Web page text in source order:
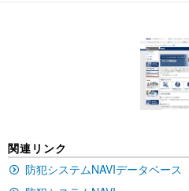
[EdoErgo] オフィス
い 跳ね上げ式アー
キング pc 事務椅子
ン樹脂ベース 通気
(黒網+黒枠+黒足)
ュチェア 人間工学
￥27,999
EIZO ビジネス向け
EV3240X-WT | 31.5
イト
￥109,572
Amazonベーシック
回使い捨て 無香料
x2袋(84枚) ホワイト
￥3,234
関連リンク
防犯システムNAVIデータベース